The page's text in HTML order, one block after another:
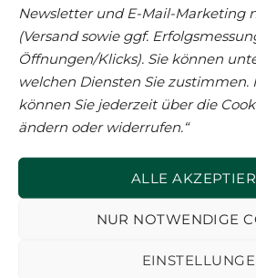
Newsletter und E-Mail-Marketing
(Versand sowie ggf.
Öffnungen/Klicks). Sie können
welchen Diensten Sie
können Sie jederzeit über die
ändern oder widerrufen.“
ALLE
NUR NOTWENDIGE